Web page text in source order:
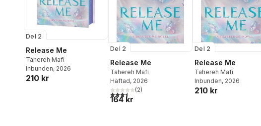
Del 2
Release Me
Tahereh Mafi
Inbunden, 2026
210 kr
Del 2
Release Me
Tahereh Mafi
Häftad, 2026
3,5utav 5 stjärnor. Totalt antal röster:
(2)
164 kr
Del 2
Release Me
Tahereh Mafi
Inbunden, 2026
210 kr